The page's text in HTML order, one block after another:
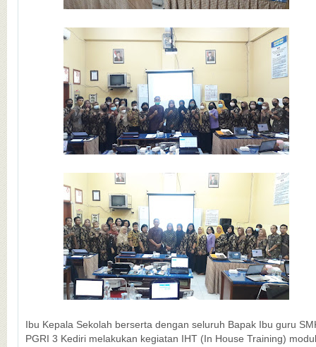
Ibu Kepala Sekolah berserta dengan seluruh Bapak Ibu guru
PGRI 3 Kediri melakukan kegiatan IHT (In House Training) modul